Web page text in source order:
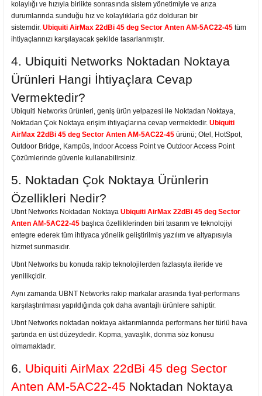
kolaylığı ve hızıyla birlikte sonrasında sistem yönetimiyle ve arıza
durumlarında sunduğu hız ve kolaylıklarla göz dolduran bir
sistemdir. Ubiquiti AirMax 22dBi 45 deg Sector Anten AM-5AC22-45 tüm
ihtiyaçlarınızı karşılayacak şekilde tasarlanmıştır.
4. Ubiquiti Networks Noktadan Noktaya
Ürünleri Hangi İhtiyaçlara Cevap
Vermektedir?
Ubiquiti Networks ürünleri, geniş ürün yelpazesi ile Noktadan Noktaya,
Noktadan Çok Noktaya erişim ihtiyaçlarına cevap vermektedir. Ubiquiti
AirMax 22dBi 45 deg Sector Anten AM-5AC22-45 ürünü; Otel, HotSpot,
Outdoor Bridge, Kampüs, Indoor Access Point ve Outdoor Access Point
Çözümlerinde güvenle kullanabilirsiniz.
5. Noktadan Çok Noktaya Ürünlerin
Özellikleri Nedir?
Ubnt Networks Noktadan Noktaya Ubiquiti AirMax 22dBi 45 deg Sector
Anten AM-5AC22-45 başlıca özelliklerinden biri tasarım ve teknolojiyi
entegre ederek tüm ihtiyaca yönelik geliştirilmiş yazılım ve altyapısıyla
hizmet sunmasıdır.
Ubnt Networks bu konuda rakip teknolojilerden fazlasıyla ileride ve
yenilikçidir.
Aynı zamanda UBNT Networks rakip markalar arasında fiyat-performans
karşılaştırılması yapıldığında çok daha avantajlı ürünlere sahiptir.
Ubnt Networks noktadan noktaya aktarımlarında performans her türlü hava
şartında en üst düzeydedir. Kopma, yavaşlık, donma söz konusu
olmamaktadır.
6. Ubiquiti AirMax 22dBi 45 deg Sector
Anten AM-5AC22-45 Noktadan Noktaya